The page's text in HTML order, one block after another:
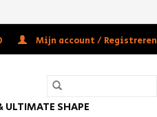
Mijn account / Registreren
ULTIMATE SHAPE